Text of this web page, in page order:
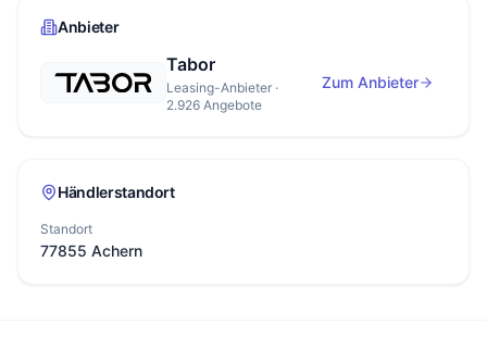
Anbieter
Tabor
Leasing-Anbieter ·
2.926 Angebote
Zum Anbieter
Händlerstandort
Standort
77855 Achern